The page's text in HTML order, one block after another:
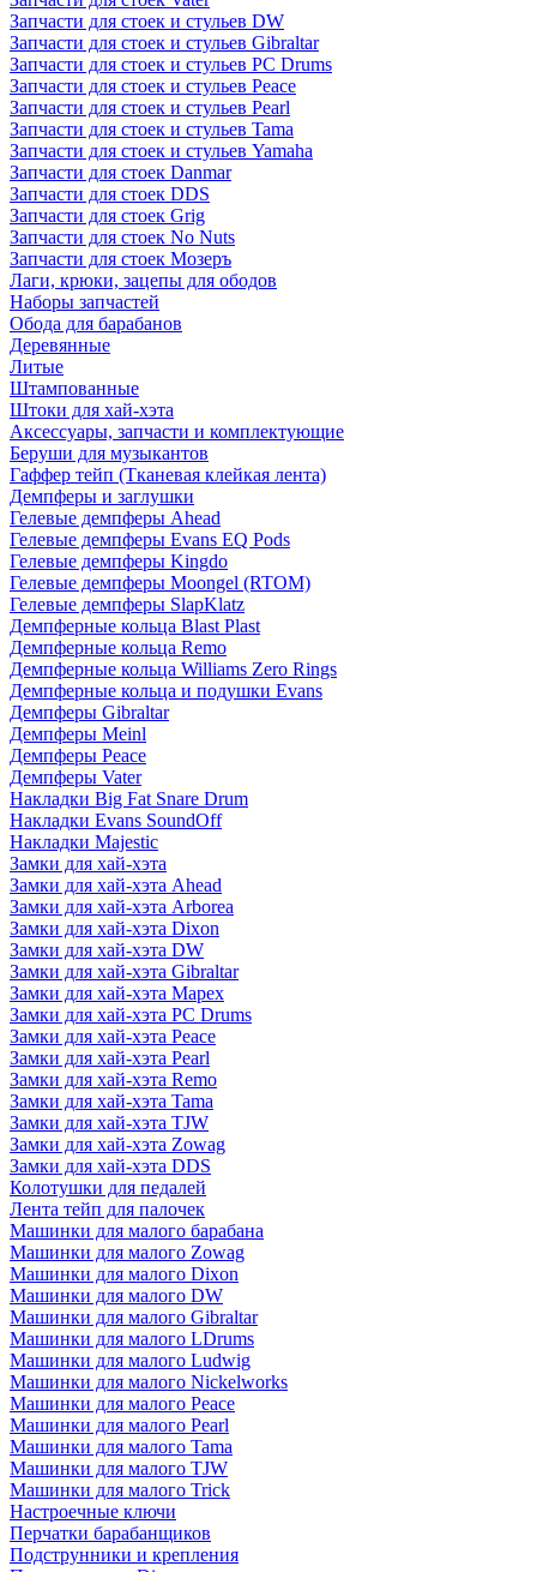
Запчасти для стоек и стульев DW
Запчасти для стоек и стульев Gibraltar
Запчасти для стоек и стульев PC Drums
Запчасти для стоек и стульев Peace
Запчасти для стоек и стульев Pearl
Запчасти для стоек и стульев Tama
Запчасти для стоек и стульев Yamaha
Запчасти для стоек Danmar
Запчасти для стоек DDS
Запчасти для стоек Grig
Запчасти для стоек No Nuts
Запчасти для стоек Мозеръ
Лаги, крюки, зацепы для ободов
Наборы запчастей
Обода для барабанов
Деревянные
Литые
Штампованные
Штоки для хай-хэта
Аксессуары, запчасти и комплектующие
Беруши для музыкантов
Гаффер тейп (Тканевая клейкая лента)
Демпферы и заглушки
Гелевые демпферы Ahead
Гелевые демпферы Evans EQ Pods
Гелевые демпферы Kingdo
Гелевые демпферы Moongel (RTOM)
Гелевые демпферы SlapKlatz
Демпферные кольца Blast Plast
Демпферные кольца Remo
Демпферные кольца Williams Zero Rings
Демпферные кольца и подушки Evans
Демпферы Gibraltar
Демпферы Meinl
Демпферы Peace
Демпферы Vater
Накладки Big Fat Snare Drum
Накладки Evans SoundOff
Накладки Majestic
Замки для хай-хэта
Замки для хай-хэта Ahead
Замки для хай-хэта Arborea
Замки для хай-хэта Dixon
Замки для хай-хэта DW
Замки для хай-хэта Gibraltar
Замки для хай-хэта Mapex
Замки для хай-хэта PC Drums
Замки для хай-хэта Peace
Замки для хай-хэта Pearl
Замки для хай-хэта Remo
Замки для хай-хэта Tama
Замки для хай-хэта TJW
Замки для хай-хэта Zowag
Замки для хай-хэта DDS
Колотушки для педалей
Лента тейп для палочек
Машинки для малого барабана
Машинки для малого Zowag
Машинки для малого Dixon
Машинки для малого DW
Машинки для малого Gibraltar
Машинки для малого LDrums
Машинки для малого Ludwig
Машинки для малого Nickelworks
Машинки для малого Peace
Машинки для малого Pearl
Машинки для малого Tama
Машинки для малого TJW
Машинки для малого Trick
Настроечные ключи
Перчатки барабанщиков
Подструнники и крепления